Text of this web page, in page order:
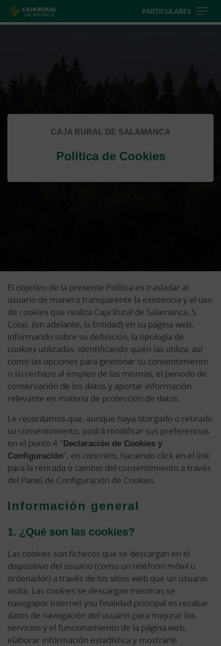
PARTICULARES
CAJA RURAL DE SALAMANCA
Política de Cookies
El objetivo de la presente Política es trasladar al
usuario de manera transparente la existencia y el uso
de cookies que realiza Caja Rural de Salamanca, S.
Coop. (en adelante, la Entidad) en su página web,
informando sobre su definición, la tipología de
cookies utilizadas, identificando quién las utiliza, así
como las opciones para gestionar su consentimiento
o su rechazo al empleo de las mismas, el periodo de
conservación de los datos y aportar información
relevante en materia de protección de datos.
Le recordamos que, aunque haya otorgado o retirado
su consentimiento, podrá modificar sus preferencias
en el punto 4 "Declaración de Cookies y
Configuración", en concreto, haciendo click en el link
para la retirada o cambio del consentimiento a través
del Panel de Configuración de Cookies.
Información general
1. ¿Qué son las cookies?
Las cookies son ficheros que se descargan en el
dispositivo del usuario (como un teléfono móvil u
ordenador) a través de los sitios web que un usuario
visita. Las cookies se descargan mientras se
navegapor Internet ysu finalidad principal es recabar
datos de navegación del usuario para mejorar los
servicios y el funcionamiento de la página web,
elaborar información estadística y mostrarle